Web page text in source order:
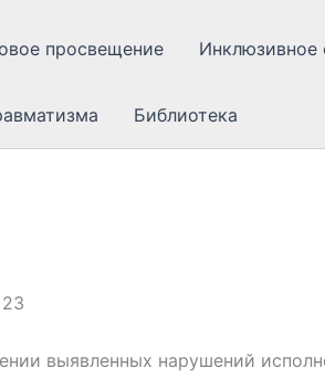
просвещение Инклюзивное
Библиотека
выявленных нарушений